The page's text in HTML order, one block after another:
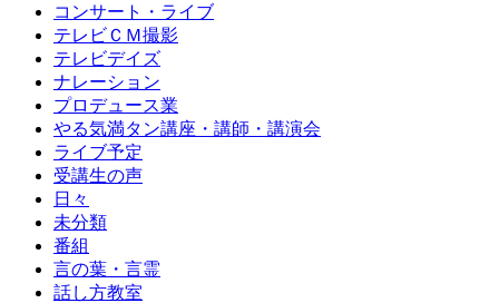
コンサート・ライブ
テレビＣＭ撮影
テレビデイズ
ナレーション
プロデュース業
やる気満タン講座・講師・講演会
ライブ予定
受講生の声
日々
未分類
番組
言の葉・言霊
話し方教室